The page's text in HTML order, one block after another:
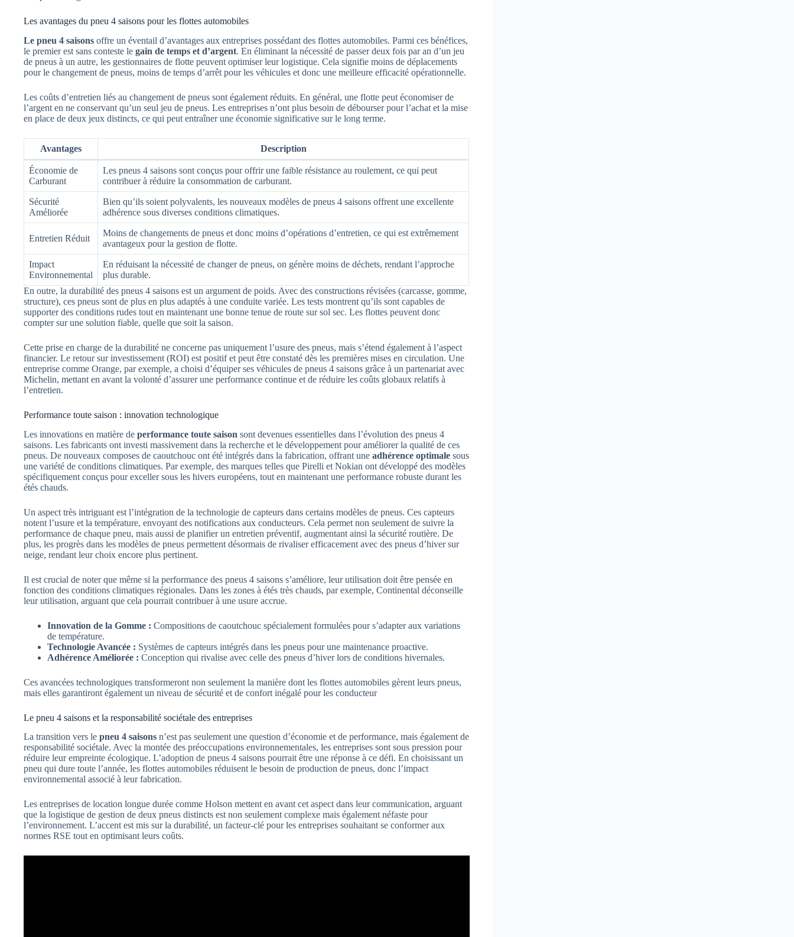
Les avantages du pneu 4 saisons pour les flottes automobiles
Le pneu 4 saisons offre un éventail d’avantages aux entreprises possédant des flottes automobiles. Parmi ces bénéfices,
le premier est sans conteste le gain de temps et d’argent. En éliminant la nécessité de passer deux fois par an d’un jeu
de pneus à un autre, les gestionnaires de flotte peuvent optimiser leur logistique. Cela signifie moins de déplacements
pour le changement de pneus, moins de temps d’arrêt pour les véhicules et donc une meilleure efficacité opérationnelle.
Les coûts d’entretien liés au changement de pneus sont également réduits. En général, une flotte peut économiser de
l’argent en ne conservant qu’un seul jeu de pneus. Les entreprises n’ont plus besoin de débourser pour l’achat et la mise
en place de deux jeux distincts, ce qui peut entraîner une économie significative sur le long terme.
Avantages Description
Économie de
Carburant
Les pneus 4 saisons sont conçus pour offrir une faible résistance au roulement, ce qui peut
contribuer à réduire la consommation de carburant.
Sécurité
Améliorée
Bien qu’ils soient polyvalents, les nouveaux modèles de pneus 4 saisons offrent une excellente
adhérence sous diverses conditions climatiques.
Entretien Réduit
Moins de changements de pneus et donc moins d’opérations d’entretien, ce qui est extrêmement
avantageux pour la gestion de flotte.
Impact
Environnemental
En réduisant la nécessité de changer de pneus, on génère moins de déchets, rendant l’approche
plus durable.
En outre, la durabilité des pneus 4 saisons est un argument de poids. Avec des constructions révisées (carcasse, gomme,
structure), ces pneus sont de plus en plus adaptés à une conduite variée. Les tests montrent qu’ils sont capables de
supporter des conditions rudes tout en maintenant une bonne tenue de route sur sol sec. Les flottes peuvent donc
compter sur une solution fiable, quelle que soit la saison.
Cette prise en charge de la durabilité ne concerne pas uniquement l’usure des pneus, mais s’étend également à l’aspect
financier. Le retour sur investissement (ROI) est positif et peut être constaté dès les premières mises en circulation. Une
entreprise comme Orange, par exemple, a choisi d’équiper ses véhicules de pneus 4 saisons grâce à un partenariat avec
Michelin, mettant en avant la volonté d’assurer une performance continue et de réduire les coûts globaux relatifs à
l’entretien.
Performance toute saison : innovation technologique
Les innovations en matière de performance toute saison sont devenues essentielles dans l’évolution des pneus 4
saisons. Les fabricants ont investi massivement dans la recherche et le développement pour améliorer la qualité de ces
pneus. De nouveaux composes de caoutchouc ont été intégrés dans la fabrication, offrant une adhérence optimale sous
une variété de conditions climatiques. Par exemple, des marques telles que Pirelli et Nokian ont développé des modèles
spécifiquement conçus pour exceller sous les hivers européens, tout en maintenant une performance robuste durant les
étés chauds.
Un aspect très intriguant est l’intégration de la technologie de capteurs dans certains modèles de pneus. Ces capteurs
notent l’usure et la température, envoyant des notifications aux conducteurs. Cela permet non seulement de suivre la
performance de chaque pneu, mais aussi de planifier un entretien préventif, augmentant ainsi la sécurité routière. De
plus, les progrès dans les modèles de pneus permettent désormais de rivaliser efficacement avec des pneus d’hiver sur
neige, rendant leur choix encore plus pertinent.
Il est crucial de noter que même si la performance des pneus 4 saisons s’améliore, leur utilisation doit être pensée en
fonction des conditions climatiques régionales. Dans les zones à étés très chauds, par exemple, Continental déconseille
leur utilisation, arguant que cela pourrait contribuer à une usure accrue.
Innovation de la Gomme : Compositions de caoutchouc spécialement formulées pour s’adapter aux variations
de température.
Technologie Avancée : Systèmes de capteurs intégrés dans les pneus pour une maintenance proactive.
Adhérence Améliorée : Conception qui rivalise avec celle des pneus d’hiver lors de conditions hivernales.
Ces avancées technologiques transformeront non seulement la manière dont les flottes automobiles gèrent leurs pneus,
mais elles garantiront également un niveau de sécurité et de confort inégalé pour les conducteur
Le pneu 4 saisons et la responsabilité sociétale des entreprises
La transition vers le pneu 4 saisons n’est pas seulement une question d’économie et de performance, mais également de
responsabilité sociétale. Avec la montée des préoccupations environnementales, les entreprises sont sous pression pour
réduire leur empreinte écologique. L’adoption de pneus 4 saisons pourrait être une réponse à ce défi. En choisissant un
pneu qui dure toute l’année, les flottes automobiles réduisent le besoin de production de pneus, donc l’impact
environnemental associé à leur fabrication.
Les entreprises de location longue durée comme Holson mettent en avant cet aspect dans leur communication, arguant
que la logistique de gestion de deux pneus distincts est non seulement complexe mais également néfaste pour
l’environnement. L’accent est mis sur la durabilité, un facteur-clé pour les entreprises souhaitant se conformer aux
normes RSE tout en optimisant leurs coûts.